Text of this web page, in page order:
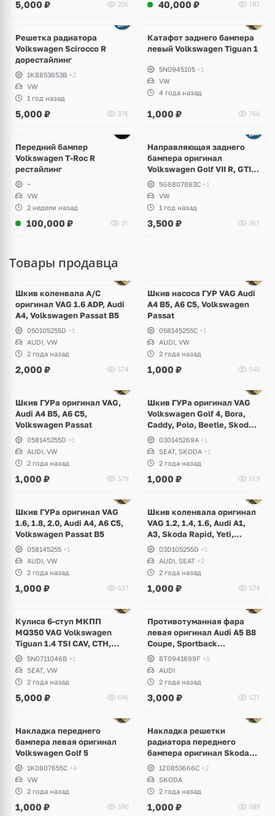
5,000 ₽ 206 40,000 ₽ 187
Решетка радиатора
Volkswagen Scirocco R
дорестайлинг
1K8853653B +2
VW
1 год назад
5,000 ₽ 376
Катафот заднего бампера
левый Volkswagen Tiguan 1
5N0945105 +1
VW
4 года назад
1,000 ₽ 766
Передний бампер
Volkswagen T-Roc R
рестайлинг
~
VW
2 недели назад
100,000 ₽ 31
Направляющая заднего
бампера оригинал
Volkswagen Golf VII R, GTI,
e-Golf5G6807863C +1
VW
1 год назад
3,500 ₽ 361
Товары продавца
Шкив коленвала A/C
оригинал VAG 1.6 ADP, Audi
A4, Volkswagen Passat B5
050105255D +1
AUDI, VW
2 года назад
2,000 ₽ 574
Шкив насоса ГУР VAG Audi
A4 B5, A6 C5, Volkswagen
Passat
058145255C +1
AUDI, VW
2 года назад
1,000 ₽ 540
Шкив ГУРа оригинал VAG,
Audi A4 B5, A6 C5,
Volkswagen Passat
058145255D +1
AUDI, VW
2 года назад
1,000 ₽ 579
Шкив ГУРа оригинал VAG
Volkswagen Golf 4, Bora,
Caddy, Polo, Beetle, Skoda
Octavia, Felicia, Seat Leon,
Arosa, Toledo, Cordoba
030145269A +1
SEAT, SKODA +1
2 года назад
1,000 ₽ 519
Шкив ГУРа оригинал VAG
1.6, 1.8, 2.0, Audi A4, A6 C5,
Volkswagen Passat B5
058145255 +1
AUDI, VW
2 года назад
1,000 ₽ 637
Шкив коленвала оригинал
VAG 1.2, 1.4, 1.6, Audi A1,
A3, Skoda Rapid, Yeti,
Fabia, Roomster, Superb,
Volkswagen Golf 5, 6, Jetta,
Tiguan, Eos, Scirocco,
Passat B6, B7, Polo, Touran,
Seat Leon
03D105255D +1
AUDI, SEAT +2
2 года назад
1,000 ₽ 574
Кулиса 6-ступ МКПП
MQ350 VAG Volkswagen
Tiguan 1.4 TSI CAV, CTH,
Sharan, Seat Alhambra
5N0711046B +1
SEAT, VW
2 года назад
5,000 ₽ 696
Противотуманная фара
левая оригинал Audi A5 B8
Coupe, Sportback
рестайлинг
8T0941699F +5
AUDI
2 года назад
3,000 ₽ 521
Накладка переднего
бампера левая оригинал
Volkswagen Golf 5
1K0807655C +4
VW
2 года назад
1,000 ₽ 590
Накладка решетки
радиатора переднего
бампера оригинал Skoda
Octavia A5
1Z0853666C +2
SKODA
2 года назад
1,000 ₽ 589